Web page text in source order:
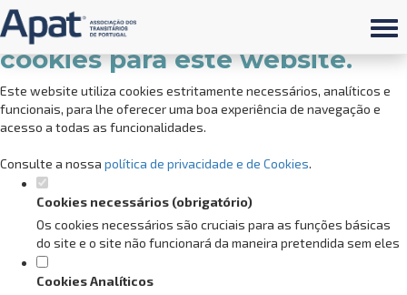
Defina as suas preferências de
cookies para este website.
Este website utiliza cookies estritamente necessários, analíticos e
funcionais, para lhe oferecer uma boa experiência de navegação e
acesso a todas as funcionalidades.
Consulte a nossa política de privacidade e de Cookies.
Cookies necessários (obrigatório)
Os cookies necessários são cruciais para as funções básicas
do site e o site não funcionará da maneira pretendida sem eles
Cookies Analíticos